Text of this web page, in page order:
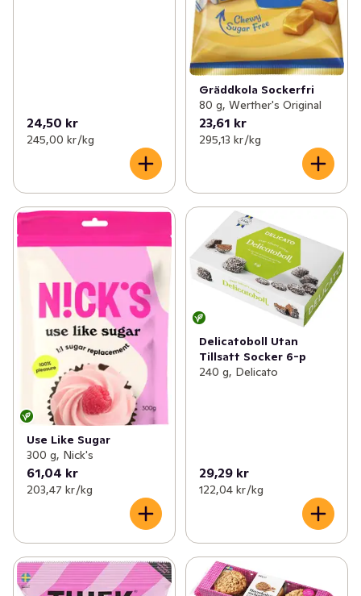
24,50 kr
245,00 kr /kg
Gräddkola Sockerfri
80 g, Werther's Original
23,61 kr
295,13 kr /kg
Use Like Sugar
300 g, Nick's
61,04 kr
203,47 kr /kg
Delicatoboll Utan
Tillsatt Socker 6-p
240 g, Delicato
29,29 kr
122,04 kr /kg